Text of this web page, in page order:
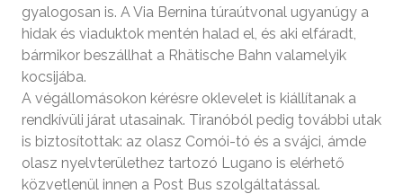
gyalogosan is. A Via Bernina túraútvonal ugyanúgy a
hidak és viaduktok mentén halad el, és aki elfáradt,
bármikor beszállhat a Rhätische Bahn valamelyik
kocsijába.
A végállomásokon kérésre oklevelet is kiállítanak a
rendkívüli járat utasainak. Tiranóból pedig további utak
is biztosítottak: az olasz Comói-tó és a svájci, ámde
olasz nyelvterülethez tartozó Lugano is elérhető
közvetlenül innen a Post Bus szolgáltatással.